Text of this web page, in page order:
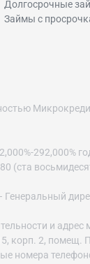
Долгосрочные
Займы с
292,000%
(ста
и
корп. 2, помещ.
номера